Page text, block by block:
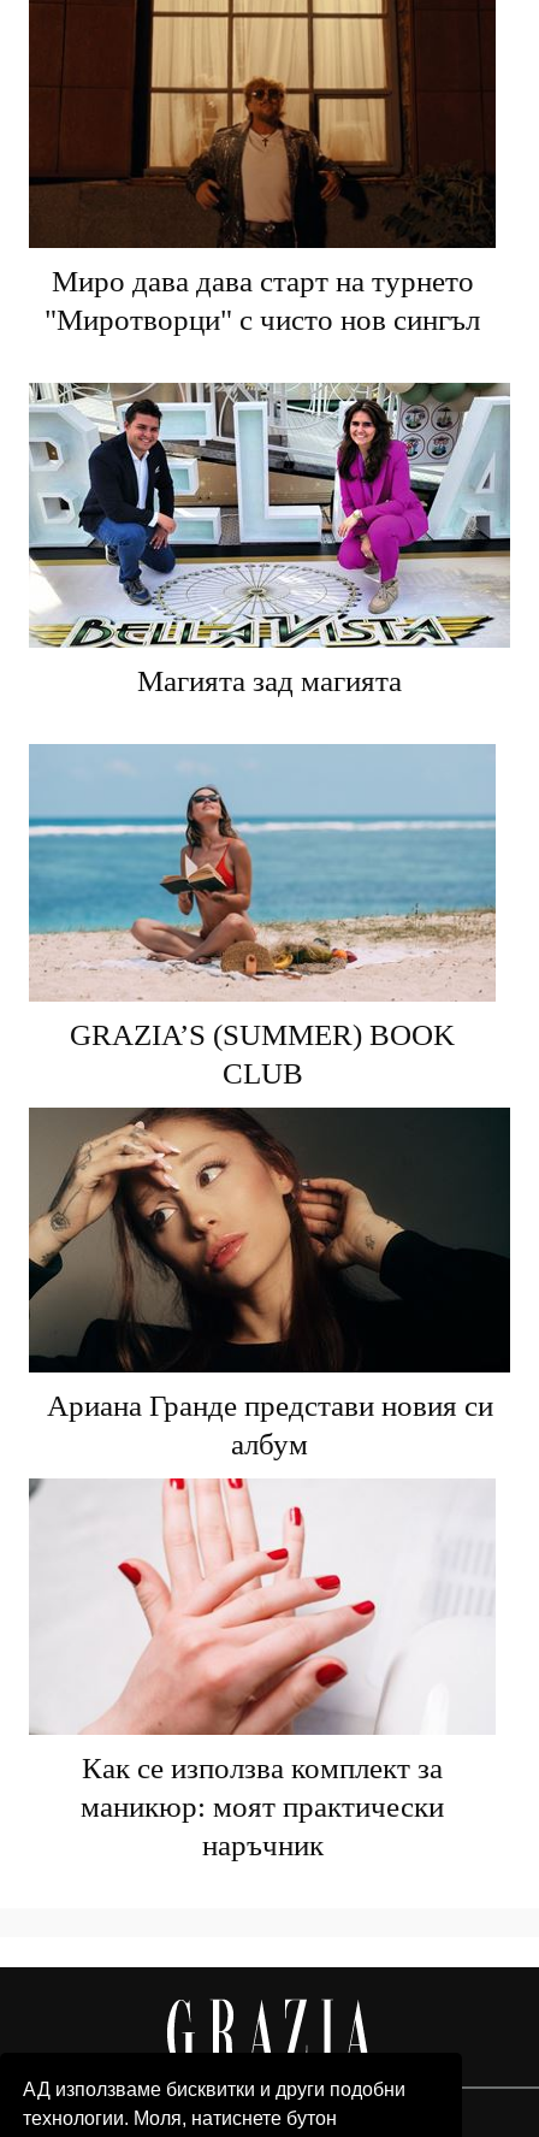
АД използваме бисквитки и други подобни
технологии. Моля, натиснете бутон
Миро дава дава старт на турнето
"Миротворци" с чисто нов сингъл
Магията зад магията
GRAZIA’S (SUMMER) BOOK
CLUB
Ариана Гранде представи новия си
албум
Как се използва комплект за
маникюр: моят практически
наръчник